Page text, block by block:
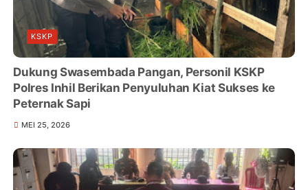
KSKP
Dukung Swasembada Pangan, Personil KSKP
Polres Inhil Berikan Penyuluhan Kiat Sukses ke
Peternak Sapi
MEI 25, 2026